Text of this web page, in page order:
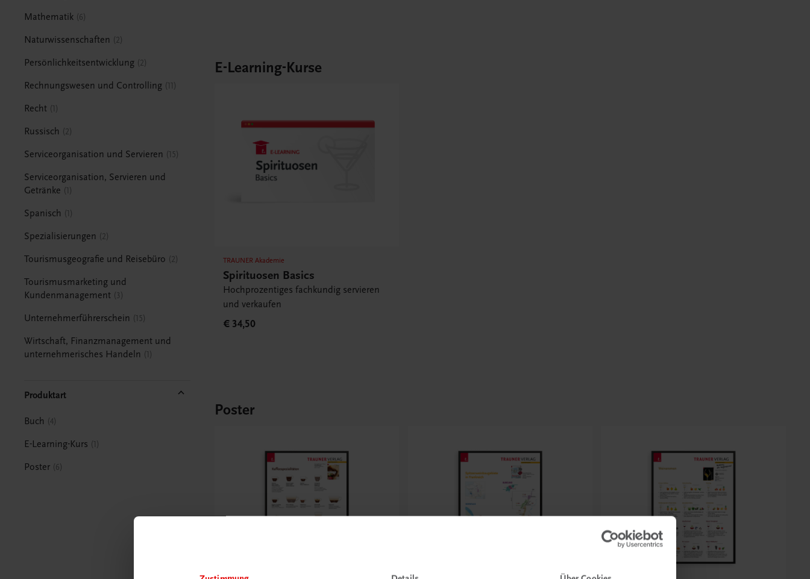
Mathematik 6
Naturwissenschaften 2
Persönlichkeitsentwicklung 2
Rechnungswesen und Controlling 11
Recht 1
Russisch 2
Serviceorganisation und Servieren 15
Serviceorganisation, Servieren und
Getränke
1
Spanisch 1
Spezialisierungen 2
Tourismusgeografie und Reisebüro 2
Tourismusmarketing und
Kundenmanagement
3
Unternehmerführerschein 15
Wirtschaft, Finanzmanagement und
unternehmerisches Handeln
1
Produktart
Buch 4
E-Learning-Kurs 1
Poster 6
E-Learning-Kurse
TRAUNER Akademie
Spirituosen Basics
Hochprozentiges fachkundig servieren
und verkaufen
€ 34,50
Poster